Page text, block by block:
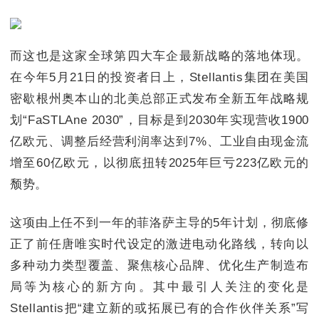
而这也是这家全球第四大车企最新战略的落地体现。
在今年5月21日的投资者日上，Stellantis集团在美国
密歇根州奥本山的北美总部正式发布全新五年战略规
划“FaSTLAne 2030”，目标是到2030年实现营收1900
亿欧元、调整后经营利润率达到7%、工业自由现金流
增至60亿欧元，以彻底扭转2025年巨亏223亿欧元的
颓势。
这项由上任不到一年的菲洛萨主导的5年计划，彻底修
正了前任唐唯实时代设定的激进电动化路线，转向以
多种动力类型覆盖、聚焦核心品牌、优化生产制造布
局等为核心的新方向。其中最引人关注的变化是
Stellantis把“建立新的或拓展已有的合作伙伴关系”写